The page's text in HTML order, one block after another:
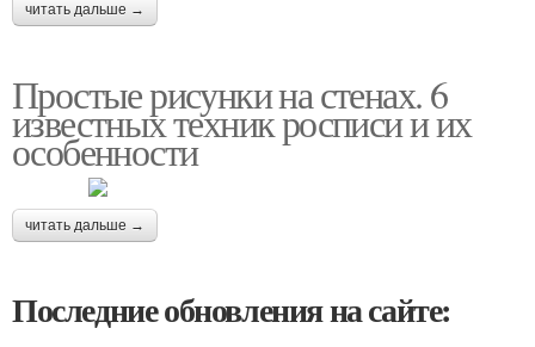
читать дальше →
Простые рисунки на стенах. 6
известных техник росписи и их
особенности
читать дальше →
Последние обновления на сайте: